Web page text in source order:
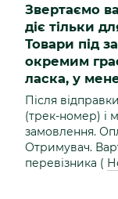
Звертаємо
діє тільки
Товари під
окремим
ласка, у
Після
(трек-номер) і
замовлення.
Отримувач.
перевізника (